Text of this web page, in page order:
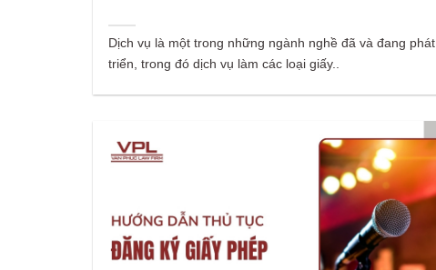
Dịch vụ là một trong những ngành nghề đã và đang phát
triển, trong đó dịch vụ làm các loại giấy..